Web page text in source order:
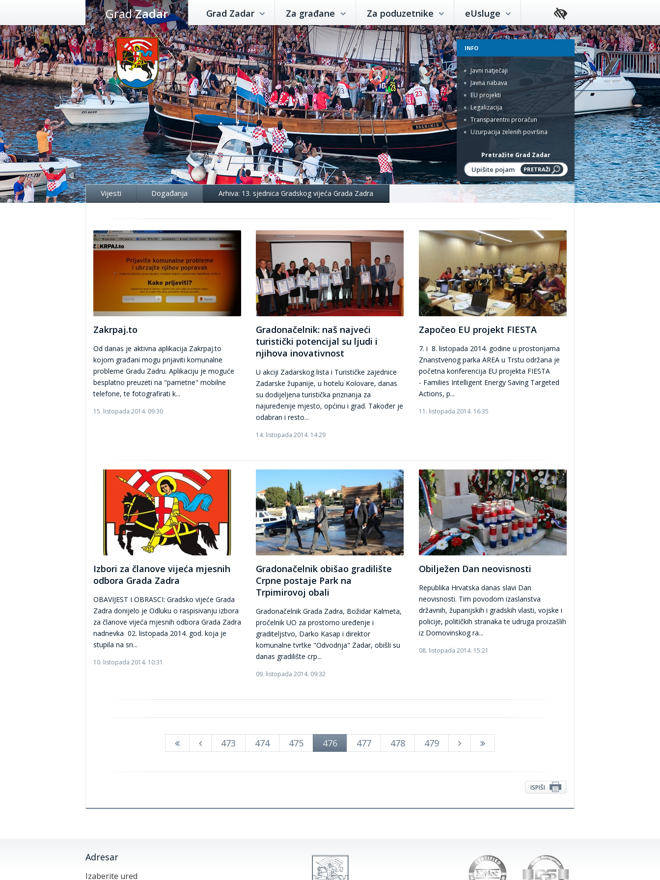
Preskoči
na
sadržaj
GradZadar Grad Zadar Za građane Za poduzetnike eUsluge
INFO
Javni natječaji
Javna nabava
EU projekti
Legalizacija
Transparentni proračun
Uzurpacija zelenih površina
Pretražite Grad Zadar
Vijesti Događanja Arhiva: 13. sjednica Gradskog vijeća Grada Zadra
Zakrpaj.to
Od danas je aktivna aplikacija Zakrpaj.to
kojom građani mogu prijaviti komunalne
probleme Gradu Zadru. Aplikaciju je moguće
besplatno preuzeti na "pametne" mobilne
telefone, te fotografirati k...
15. listopada 2014. 09:30
Gradonačelnik: naš najveći
turistički potencijal su ljudi i
njihova inovativnost
U akciji Zadarskog lista i Turističke zajednice
Zadarske županije, u hotelu Kolovare, danas
su dodijeljena turistička priznanja za
najuređenije mjesto, općinu i grad. Također je
odabran i resto...
14. listopada 2014. 14:29
Započeo EU projekt FIESTA
7. i 8. listopada 2014. godine u prostorijama
Znanstvenog parka AREA u Trstu održana je
početna konferencija EU projekta FIESTA
- Families Intelligent Energy Saving Targeted
Actions, p...
11. listopada 2014. 16:35
Izbori za članove vijeća mjesnih
odbora Grada Zadra
OBAVIJEST I OBRASCI: Gradsko vijeće Grada
Zadra donijelo je Odluku o raspisivanju izbora
za članove vijeća mjesnih odbora Grada Zadra
nadnevka 02. listopada 2014. god. koja je
stupila na sn...
10. listopada 2014. 10:31
Gradonačelnik obišao gradilište
Crpne postaje Park na
Trpimirovoj obali
Gradonačelnik Grada Zadra, Božidar Kalmeta,
pročelnik UO za prostorno uređenje i
graditeljstvo, Darko Kasap i direktor
komunalne tvrtke "Odvodnja" Zadar, obišli su
danas gradilište crp...
09. listopada 2014. 09:32
Obilježen Dan neovisnosti
Republika Hrvatska danas slavi Dan
neovisnosti. Tim povodom izaslanstva
državnih, županijskih i gradskih vlasti, vojske i
policije, političkih stranaka te udruga proizašlih
iz Domovinskog ra...
08. listopada 2014. 15:21
473 474 475 476 477 478 479
ISPIŠI
Adresar
Izaberite ured